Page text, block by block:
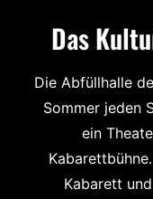
Das
Die Abfüllhalle
Sommer jeden
ein
Kabarett